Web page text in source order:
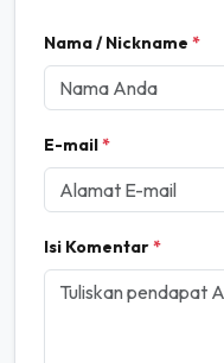
Nama / Nickname *
E-mail*
Isi Komentar*